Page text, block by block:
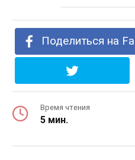
Поделиться на
Время чтения
5 мин.